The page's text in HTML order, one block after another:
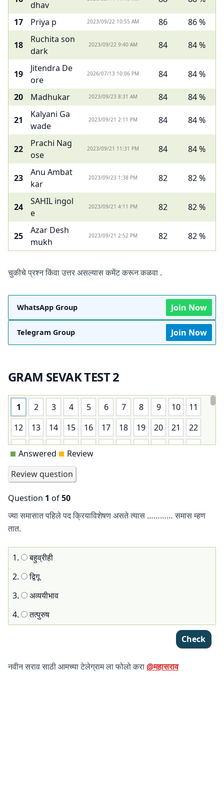
dhav
17 Priya p 2023/09/22 10:55 AM 86 86 %
18
Ruchita son
dark
2023/09/22 9:40 AM 84 84 %
19
Jitendra De
ore
2026/07/13 10:06 PM 84 84 %
20 Madhukar 2023/09/23 8:31 AM 84 84 %
21
Kalyani Ga
wade
2023/09/21 2:11 PM 84 84 %
22
Prachi Nag
ose
2023/09/21 11:31 PM 84 84 %
23
Anu Ambat
kar
2023/09/23 1:38 PM 82 82 %
24
SAHIL ingol
e
2023/09/21 4:11 PM 82 82 %
25
Azar Desh
mukh
2023/09/21 2:52 PM 82 82 %
चुकीचे प्रश्न किंवा उत्तर असल्यास कमेंट करून कळवा .
WhatsApp Group Join Now
Telegram Group Join Now
GRAM SEVAK TEST 2
1 2 3 4 5 6 7 8 9 10
11
12
13 14 15 16 17 18 19 20 21
22
23
24 25 26 27 28 29 30 31 32
33
34
35 36 37
Answered Review
Question 1 of50
ज्या समासात पहिले पद क्रियाविशेषण असते त्यास ………… समास म्हण
तात.
1.
बहुव्रीही
2.
द्विगू
3.
अव्ययीभाव
4.
तत्पुरुष
नवीन सराव साठी आमच्या टेलेग्राम ला फोलो करा@महासराव